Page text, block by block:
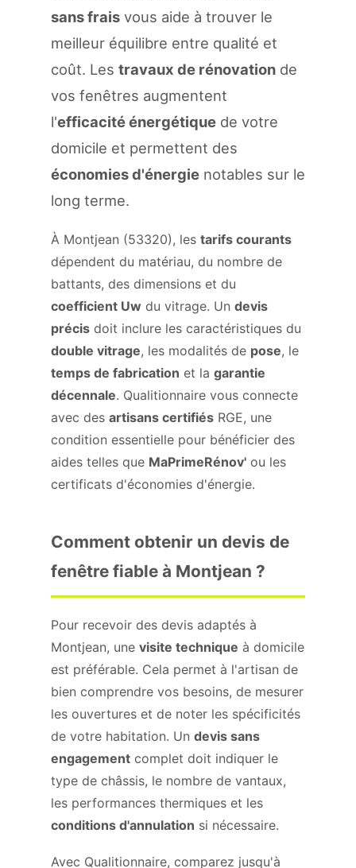
sans frais vous aide à trouver le
meilleur équilibre entre qualité et
coût. Les travaux de rénovation de
vos fenêtres augmentent
l'efficacité énergétique de votre
domicile et permettent des
économies d'énergie notables sur le
long terme.
À Montjean (53320), les tarifs courants
dépendent du matériau, du nombre de
battants, des dimensions et du
coefficient Uw du vitrage. Un devis
précis doit inclure les caractéristiques du
double vitrage, les modalités de pose, le
temps de fabrication et la garantie
décennale. Qualitionnaire vous connecte
avec des artisans certifiés RGE, une
condition essentielle pour bénéficier des
aides telles que MaPrimeRénov' ou les
certificats d'économies d'énergie.
Comment obtenir un devis de
fenêtre fiable à Montjean ?
Pour recevoir des devis adaptés à
Montjean, une visite technique à domicile
est préférable. Cela permet à l'artisan de
bien comprendre vos besoins, de mesurer
les ouvertures et de noter les spécificités
de votre habitation. Un devis sans
engagement complet doit indiquer le
type de châssis, le nombre de vantaux,
les performances thermiques et les
conditions d'annulation si nécessaire.
Avec Qualitionnaire, comparez jusqu'à